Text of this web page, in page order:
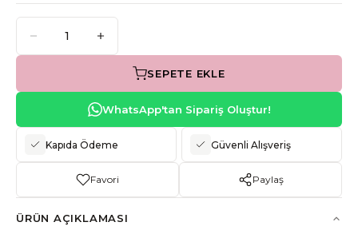
SEPETE EKLE
WhatsApp'tan Sipariş Oluştur!
Kapıda Ödeme Güvenli Alışveriş
Favori Paylaş
ÜRÜN AÇIKLAMASI